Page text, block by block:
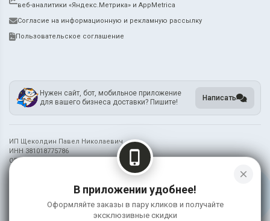
веб-аналитики «Яндекс.Метрика» и AppMetrica
Согласие на информационную и рекламную рассылку
Пользовательское соглашение
Нужен сайт, бот, мобильное приложение
для вашего бизнеса доставки? Пишите!
Написать
ИП Щеколдин Павел Николаевич
ИНН 381018775786
ОГРН 321385000021888
Информация на сайте носит справочный характер и не является публичной
2026 Рыбка Моя
close
phone_iphone
В приложении удобнее!
Оформляйте заказы в пару кликов и получайте
эксклюзивные скидки